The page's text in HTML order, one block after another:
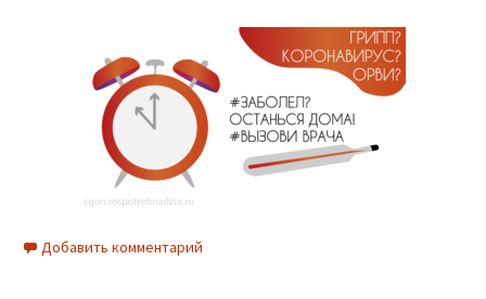
Добавить комментарий